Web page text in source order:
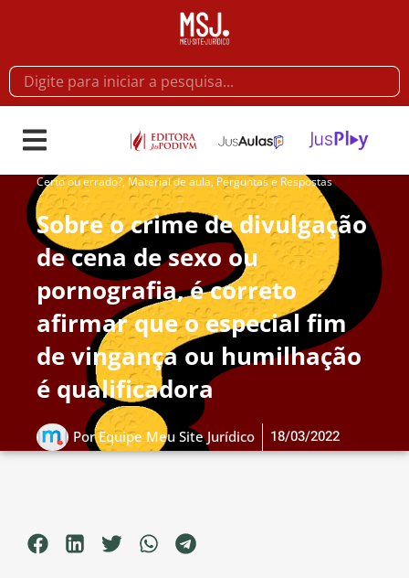
Certo ou errado?, Material de aula, Perguntas e Respostas
Sobre o crime de divulgação
de cena de sexo ou
pornografia, é correto
afirmar que o especial fim
de vingança ou humilhação
é qualificadora
PorEquipe Meu Site Jurídico 18/03/2022